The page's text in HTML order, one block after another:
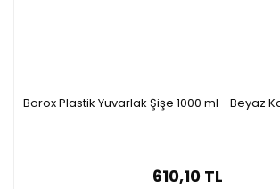
Borox Plastik Yuvarlak Şişe 1000 ml - Beyaz
610,10 TL